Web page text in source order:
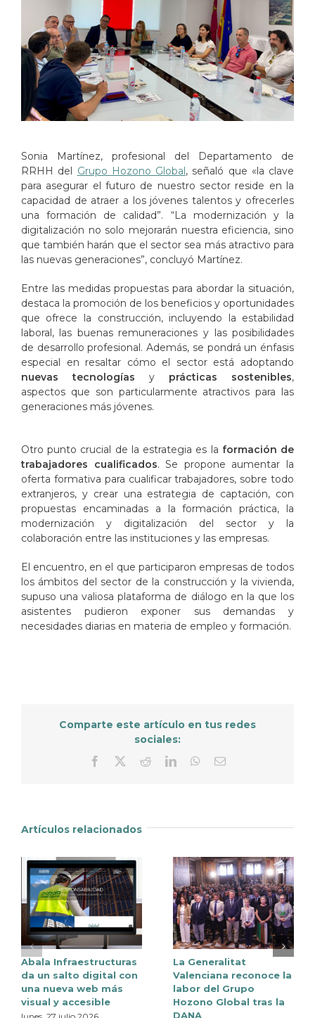
Sonia Martínez, profesional del Departamento de
RRHH del Grupo Hozono Global , señaló que «la clave
para asegurar el futuro de nuestro sector reside en la
capacidad de atraer a los jóvenes talentos y ofrecerles
una formación de calidad”. “La modernización y la
digitalización no solo mejorarán nuestra eficiencia, sino
que también harán que el sector sea más atractivo para
las nuevas generaciones”, concluyó Martínez.
Entre las medidas propuestas para abordar la situación,
destaca la promoción de los beneficios y oportunidades
que ofrece la construcción, incluyendo la estabilidad
laboral, las buenas remuneraciones y las posibilidades
de desarrollo profesional. Además, se pondrá un énfasis
especial en resaltar cómo el sector está adoptando
nuevas tecnologías y prácticas sostenibles,
aspectos que son particularmente atractivos para las
generaciones más jóvenes.
Otro punto crucial de la estrategia es la formación de
trabajadores cualificados. Se propone aumentar la
oferta formativa para cualificar trabajadores, sobre todo
extranjeros, y crear una estrategia de captación, con
propuestas encaminadas a la formación práctica, la
modernización y digitalización del sector y la
colaboración entre las instituciones y las empresas.
El encuentro, en el que participaron empresas de todos
los ámbitos del sector de la construcción y la vivienda,
supuso una valiosa plataforma de diálogo en la que los
asistentes pudieron exponer sus demandas y
necesidades diarias en materia de empleo y formación.
Comparte este artículo en tus redes
sociales:
Facebook RedditLinkedInWhatsApp
Correo
Artículos relacionados
Abala Infraestructuras
da un salto digital con
una nueva web más
visual y accesible
La Generalitat
Valenciana reconoce la
labor del Grupo
Hozono Global tras la
DANA